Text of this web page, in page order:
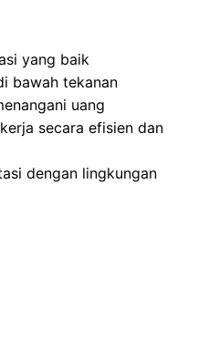
yang baik
bawah tekanan
uang
secara efisien dan
dengan lingkungan